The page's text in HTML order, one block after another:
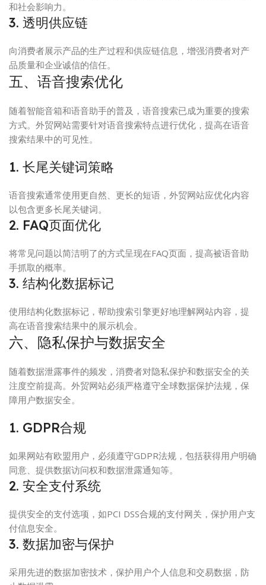
和社会影响力。
3. 透明供应链
向消费者展示产品的生产过程和供应链信息，增强消费者对产
品质量和企业诚信的信任。
五、语音搜索优化
随着智能音箱和语音助手的普及，语音搜索已成为重要的搜索
方式。外贸网站需要针对语音搜索特点进行优化，提高在语音
搜索结果中的可见性。
1. 长尾关键词策略
语音搜索通常使用更自然、更长的短语，外贸网站应优化内容
以包含更多长尾关键词。
2. FAQ页面优化
将常见问题以简洁明了的方式呈现在FAQ页面，提高被语音助
手抓取的概率。
3. 结构化数据标记
使用结构化数据标记，帮助搜索引擎更好地理解网站内容，提
高在语音搜索结果中的展示机会。
六、隐私保护与数据安全
随着数据泄露事件的频发，消费者对隐私保护和数据安全的关
注度空前提高。外贸网站必须严格遵守全球数据保护法规，保
障用户数据安全。
1. GDPR合规
如果网站有欧盟用户，必须遵守GDPR法规，包括获得用户明确
同意、提供数据访问权和数据泄露通知等。
2. 安全支付系统
提供安全的支付选项，如PCI DSS合规的支付网关，保护用户支
付信息安全。
3. 数据加密与保护
采用先进的数据加密技术，保护用户个人信息和交易数据，防